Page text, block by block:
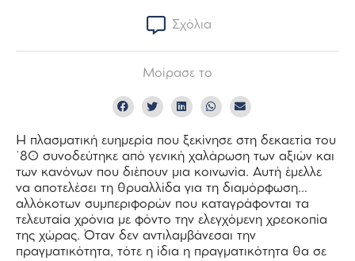
Σχόλια
Μοίρασε το
Η πλασματική ευημερία που ξεκίνησε στη δεκαετία του
΄80 συνοδεύτηκε από γενική χαλάρωση των αξιών και
των κανόνων που διέπουν μια κοινωνία. Αυτή έμελλε
να αποτελέσει τη θρυαλλίδα για τη διαμόρφωση…
αλλόκοτων συμπεριφορών που καταγράφονται τα
τελευταία χρόνια με φόντο την ελεγχόμενη χρεοκοπία
της χώρας. Όταν δεν αντιλαμβάνεσαι την
πραγματικότητα, τότε η ίδια η πραγματικότητα θα σε